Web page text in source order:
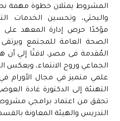
المشروط يمثلان خطوة مهمة نحو
والبحثي، وتحسين الخدمات
مؤكدًا حرص إدارة المعهد على
الصحة العامة للمجتمع
المُقدمة فى مصر، لافتًا إلي أن
الجماعي وروح الانتماء، ويعكس
علمي متميز في مجال الأورام
التهنئة إلى الدكتورة غادة
تحقق من اعتماد برامجي
التدريس والهيئة المعاونة